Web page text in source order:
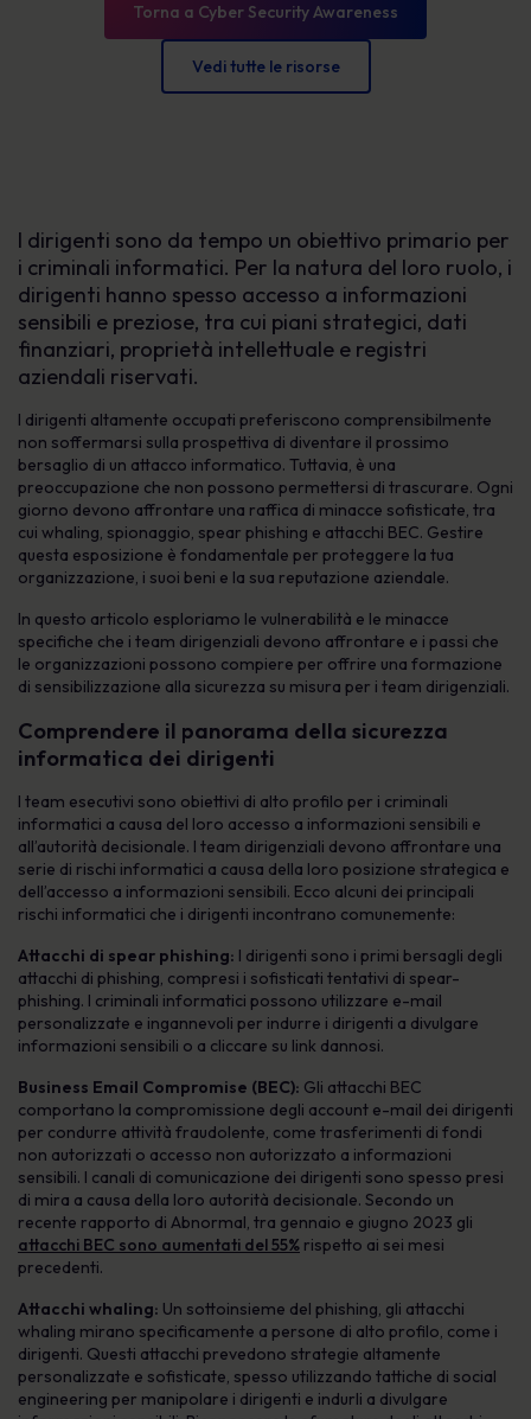
Torna a Cyber Security Awareness
Vedi tutte le risorse
I dirigenti sono da tempo un obiettivo primario per
i criminali informatici. Per la natura del loro ruolo, i
dirigenti hanno spesso accesso a informazioni
sensibili e preziose, tra cui piani strategici, dati
finanziari, proprietà intellettuale e registri
aziendali riservati.
I dirigenti altamente occupati preferiscono comprensibilmente
non soffermarsi sulla prospettiva di diventare il prossimo
bersaglio di un attacco informatico. Tuttavia, è una
preoccupazione che non possono permettersi di trascurare. Ogni
giorno devono affrontare una raffica di minacce sofisticate, tra
cui whaling, spionaggio, spear phishing e attacchi BEC. Gestire
questa esposizione è fondamentale per proteggere la tua
organizzazione, i suoi beni e la sua reputazione aziendale.
In questo articolo esploriamo le vulnerabilità e le minacce
specifiche che i team dirigenziali devono affrontare e i passi che
le organizzazioni possono compiere per offrire una formazione
di sensibilizzazione alla sicurezza su misura per i team dirigenziali.
Comprendere il panorama della sicurezza
informatica dei dirigenti
I team esecutivi sono obiettivi di alto profilo per i criminali
informatici a causa del loro accesso a informazioni sensibili e
all’autorità decisionale. I team dirigenziali devono affrontare una
serie di rischi informatici a causa della loro posizione strategica e
dell’accesso a informazioni sensibili. Ecco alcuni dei principali
rischi informatici che i dirigenti incontrano comunemente:
Attacchi di spear phishing: I dirigenti sono i primi bersagli degli
attacchi di phishing, compresi i sofisticati tentativi di spear-
phishing. I criminali informatici possono utilizzare e-mail
personalizzate e ingannevoli per indurre i dirigenti a divulgare
informazioni sensibili o a cliccare su link dannosi.
Business Email Compromise (BEC): Gli attacchi BEC
comportano la compromissione degli account e-mail dei dirigenti
per condurre attività fraudolente, come trasferimenti di fondi
non autorizzati o accesso non autorizzato a informazioni
sensibili. I canali di comunicazione dei dirigenti sono spesso presi
di mira a causa della loro autorità decisionale. Secondo un
recente rapporto di Abnormal, tra gennaio e giugno 2023 gli
attacchi BEC sono aumentati del 55% rispetto ai sei mesi
precedenti.
Attacchi whaling: Un sottoinsieme del phishing, gli attacchi
whaling mirano specificamente a persone di alto profilo, come i
dirigenti. Questi attacchi prevedono strategie altamente
personalizzate e sofisticate, spesso utilizzando tattiche di social
engineering per manipolare i dirigenti e indurli a divulgare